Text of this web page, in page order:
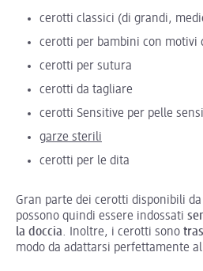
cerotti classici (di grandi,
cerotti per bambini con motivi
cerotti per sutura
cerotti da tagliare
cerotti Sensitive per pelle
garze sterili
cerotti per le dita
Gran parte dei cerotti disponibili
possono quindi essere indossati
la doccia. Inoltre, i cerotti sono
modo da adattarsi perfettamente